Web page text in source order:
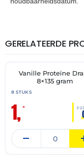
GERELATEERDE
🔥 OP=OP
THT:
31-
Vanille Proteïne
8×135 gram
8 STUKS
1,–